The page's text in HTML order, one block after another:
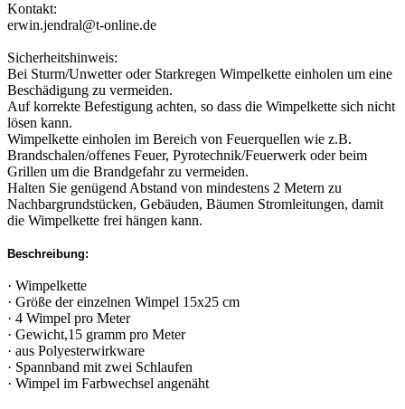
Kontakt:
erwin.jendral@t-online.de
Sicherheitshinweis:
Bei Sturm/Unwetter oder Starkregen Wimpelkette einholen um eine
Beschädigung zu vermeiden.
Auf korrekte Befestigung achten, so dass die Wimpelkette sich nicht
lösen kann.
Wimpelkette einholen im Bereich von Feuerquellen wie z.B.
Brandschalen/offenes Feuer, Pyrotechnik/Feuerwerk oder beim
Grillen um die Brandgefahr zu vermeiden.
Halten Sie genügend Abstand von mindestens 2 Metern zu
Nachbargrundstücken, Gebäuden, Bäumen Stromleitungen, damit
die Wimpelkette frei hängen kann.
Beschreibung:
· Wimpelkette
· Größe der einzelnen Wimpel 15x25 cm
· 4 Wimpel pro Meter
· Gewicht,15 gramm pro Meter
· aus Polyesterwirkware
· Spannband mit zwei Schlaufen
· Wimpel im Farbwechsel angenäht